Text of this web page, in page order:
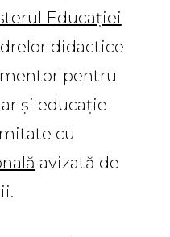
Educației
didactice
pentru
și educaţie
cu
avizată de